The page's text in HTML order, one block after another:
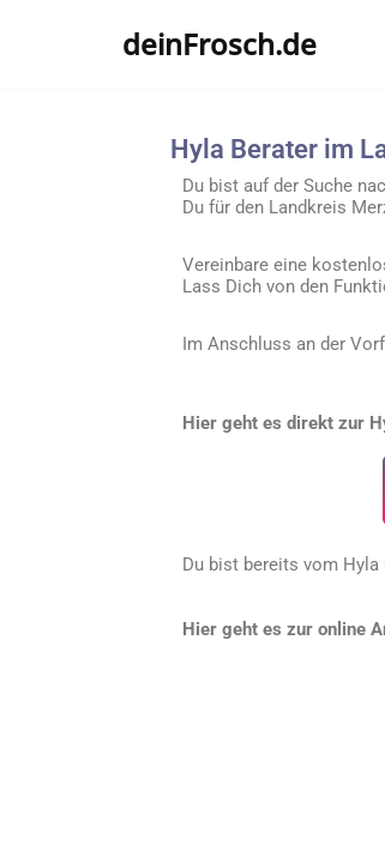
deinFrosch.de
Hyla Berater im
Du bist auf der Suche
Du für den Landkreis
Vereinbare eine
Lass Dich von den
Im Anschluss an der
Hier geht es direkt zur
Du bist bereits vom
Hier geht es zur online